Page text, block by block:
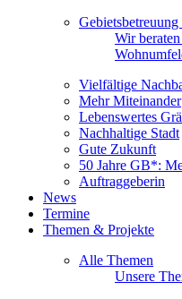
Wir
Vielfältige
Mehr Miteinander
Lebenswertes
Nachhaltige Stadt
Gute Zukunft
50 Jahre GB*:
Auftraggeberin
News
Termine
Themen & Projekte
Alle Themen
Unsere